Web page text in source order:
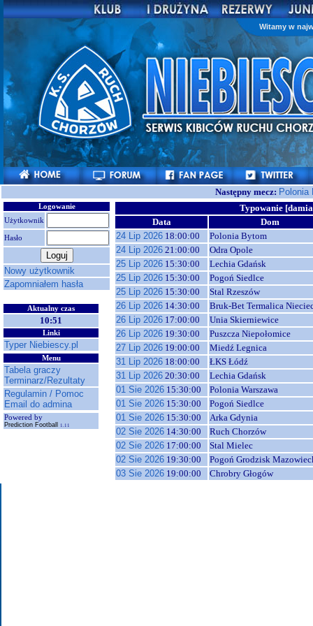
Witamy w
Następny mecz:
Logowanie
Użytkownik
Hasło
Nowy użytkownik
Zapomniałem hasła
Aktualny czas
10:51
Linki
Typer Niebiescy.pl
Menu
Tabela graczy
Terminarz/Rezultaty
Regulamin / Pomoc
Email do admina
Powered by
Prediction Football 1.11
Typowanie
Data
Dom
24 Lip 2026 18:00:00
Polonia Bytom
24 Lip 2026 21:00:00
Odra Opole
25 Lip 2026 15:30:00
Lechia Gdańsk
25 Lip 2026 15:30:00
Pogoń Siedlce
25 Lip 2026 15:30:00
Stal Rzeszów
26 Lip 2026 14:30:00
Bruk-Bet Termalica
26 Lip 2026 17:00:00
Unia Skierniewice
26 Lip 2026 19:30:00
Puszcza Niepołomice
27 Lip 2026 19:00:00
Miedź Legnica
31 Lip 2026 18:00:00
ŁKS Łódź
31 Lip 2026 20:30:00
Lechia Gdańsk
01 Sie 2026 15:30:00
Polonia Warszawa
01 Sie 2026 15:30:00
Pogoń Siedlce
01 Sie 2026 15:30:00
Arka Gdynia
02 Sie 2026 14:30:00
Ruch Chorzów
02 Sie 2026 17:00:00
Stal Mielec
02 Sie 2026 19:30:00
Pogoń Grodzisk
03 Sie 2026 19:00:00 Chrobry Głogów